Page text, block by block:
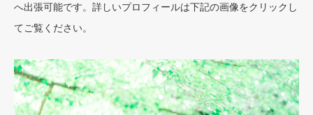
へ出張可能です。詳しいプロフィールは下記の画像をクリックし
てご覧ください。